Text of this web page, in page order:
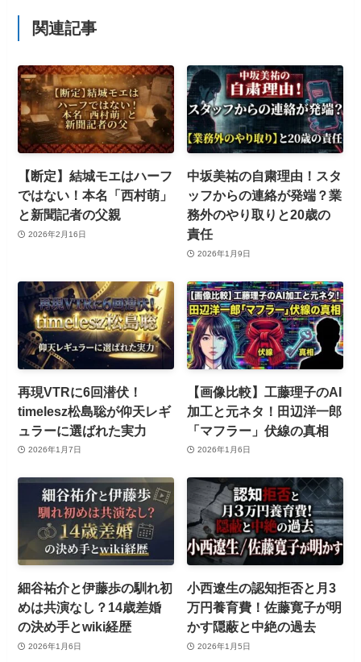
関連記事
【断定】結城モエはハーフ
ではない！本名「西村萌」
と新聞記者の父親
2026年2月16日
中坂美祐の自粛理由！スタ
ッフからの連絡が発端？業
務外のやり取りと20歳の
責任
2026年1月9日
再現VTRに6回潜伏！
timelesz松島聡が仰天レギ
ュラーに選ばれた実力
2026年1月7日
【画像比較】工藤理子のAI
加工と元ネタ！田辺洋一郎
「マフラー」伏線の真相
2026年1月6日
細谷祐介と伊藤歩の馴れ初
めは共演なし？14歳差婚
の決め手とwiki経歴
2026年1月6日
小西遼生の認知拒否と月3
万円養育費！佐藤寛子が明
かす隠蔽と中絶の過去
2026年1月5日